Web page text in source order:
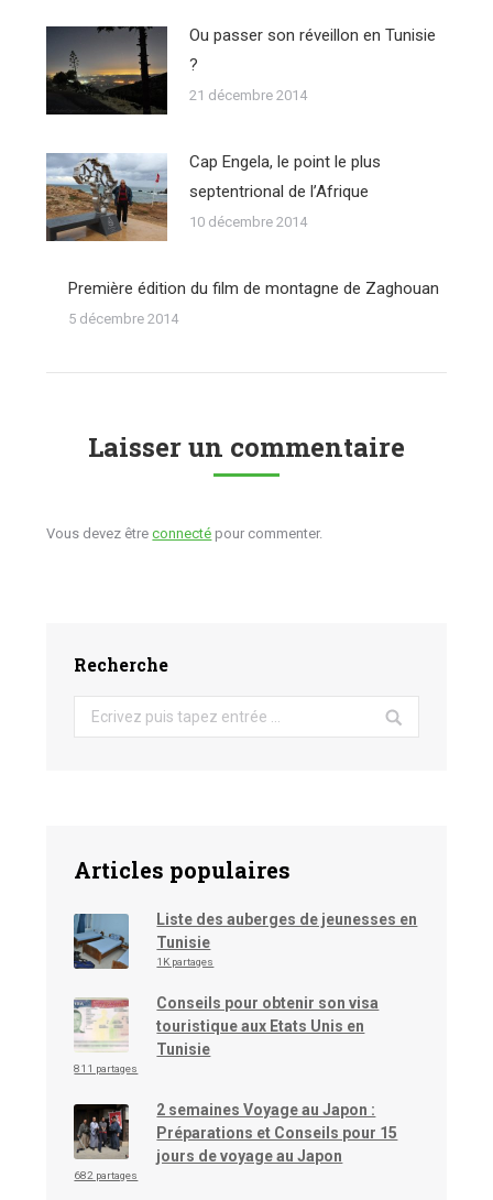
Ou passer son réveillon en Tunisie
?
21 décembre 2014
Cap Engela, le point le plus
septentrional de l’Afrique
10 décembre 2014
Première édition du film de montagne de Zaghouan
5 décembre 2014
Laisser un commentaire
Vous devez êtreconnecté pour commenter.
Recherche
Search:
Articles populaires
Liste des auberges de jeunesses en
Tunisie
1K partages
Conseils pour obtenir son visa
touristique aux Etats Unis en
Tunisie
811 partages
2 semaines Voyage au Japon :
Préparations et Conseils pour 15
jours de voyage au Japon
682 partages